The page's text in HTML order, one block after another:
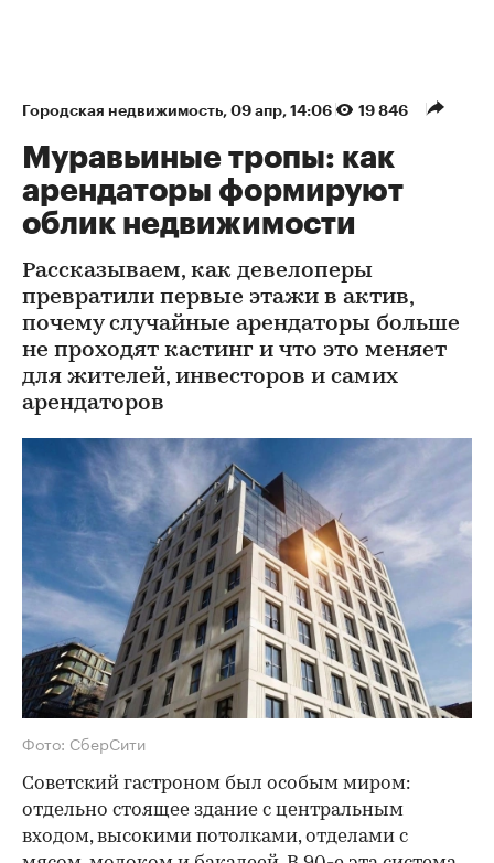
Городская недвижимость 09 апр, 14:06 19 846
Муравьиные тропы: как
арендаторы формируют
облик недвижимости
Рассказываем, как девелоперы
превратили первые этажи в актив,
почему случайные арендаторы больше
не проходят кастинг и что это меняет
для жителей, инвесторов и самих
арендаторов
Фото: СберСити
Советский гастроном был особым миром:
отдельно стоящее здание с центральным
входом, высокими потолками, отделами с